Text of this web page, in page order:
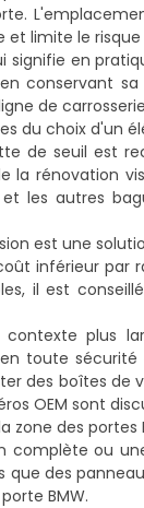
limite le risque
signifie en
conservant
de
du choix d'un
de seuil est
la rénovation
les autres
est une
inférieur par
il est
plus
toute
des boîtes
OEM sont
zone des portes
complète ou
des
BMW.